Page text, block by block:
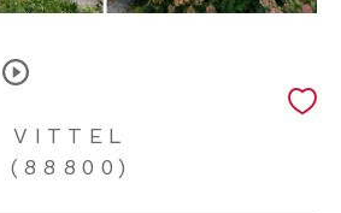
VITTEL
(88800)